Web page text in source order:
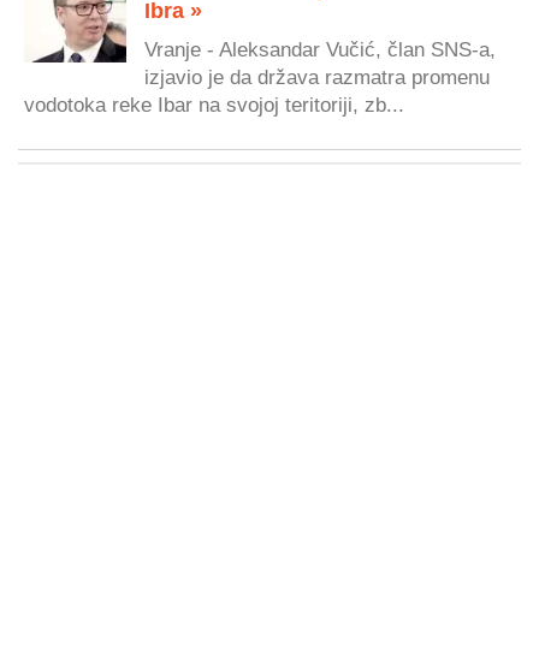
Ibra »
Vranje - Aleksandar Vučić, član SNS-a,
izjavio je da država razmatra promenu
vodotoka reke Ibar na svojoj teritoriji, zb...